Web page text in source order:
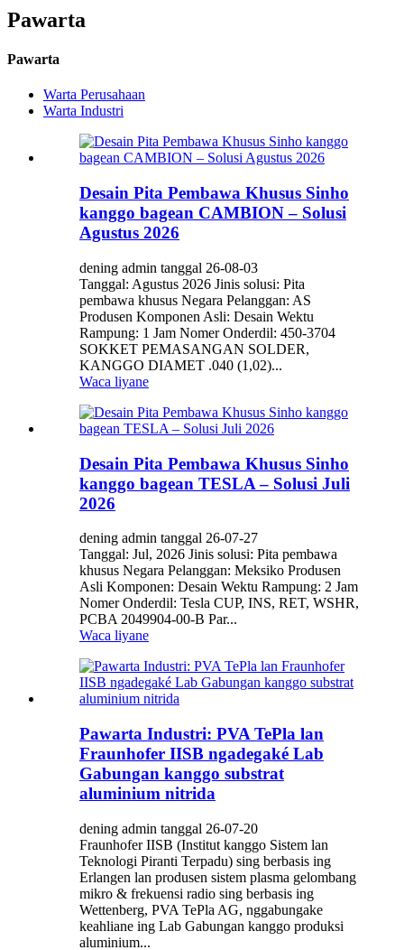
Pawarta
Pawarta
Warta Perusahaan
Warta Industri
Desain Pita Pembawa Khusus Sinho
kanggo bagean CAMBION – Solusi
Agustus 2026
dening admin tanggal 26-08-03
Tanggal: Agustus 2026 Jinis solusi: Pita
pembawa khusus Negara Pelanggan: AS
Produsen Komponen Asli: Desain Wektu
Rampung: 1 Jam Nomer Onderdil: 450-3704
SOKKET PEMASANGAN SOLDER,
KANGGO DIAMET .040 (1,02)...
Waca liyane
Desain Pita Pembawa Khusus Sinho
kanggo bagean TESLA – Solusi Juli
2026
dening admin tanggal 26-07-27
Tanggal: Jul, 2026 Jinis solusi: Pita pembawa
khusus Negara Pelanggan: Meksiko Produsen
Asli Komponen: Desain Wektu Rampung: 2 Jam
Nomer Onderdil: Tesla CUP, INS, RET, WSHR,
PCBA 2049904-00-B Par...
Waca liyane
Pawarta Industri: PVA TePla lan
Fraunhofer IISB ngadegaké Lab
Gabungan kanggo substrat
aluminium nitrida
dening admin tanggal 26-07-20
Fraunhofer IISB (Institut kanggo Sistem lan
Teknologi Piranti Terpadu) sing berbasis ing
Erlangen lan produsen sistem plasma gelombang
mikro & frekuensi radio sing berbasis ing
Wettenberg, PVA TePla AG, nggabungake
keahliane ing Lab Gabungan kanggo produksi
aluminium...